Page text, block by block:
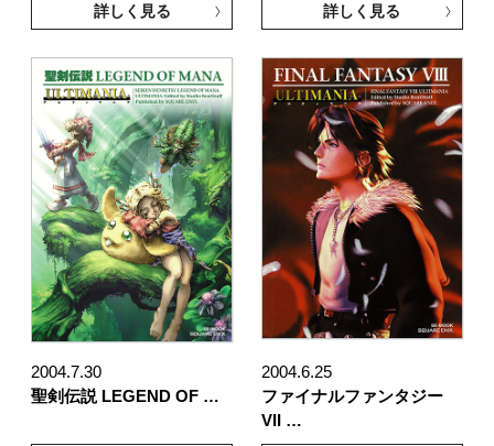
詳しく見る 詳しく見る
2004.7.30
聖剣伝説 LEGEND OF …
2004.6.25
ファイナルファンタジー
VII …